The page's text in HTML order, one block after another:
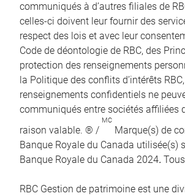
communiqués à d’autres filiales de
celles-ci doivent leur fournir des
respect des lois et avec leur
Code de déontologie de RBC, des
protection des renseignements
la Politique des conflits d’intérêts
renseignements confidentiels ne
communiqués entre sociétés affiliées
raison valable. ® /
MC
Marque(s) de
Banque Royale du Canada utilisée(s)
Banque Royale du Canada 2024.
RBC Gestion de patrimoine est une